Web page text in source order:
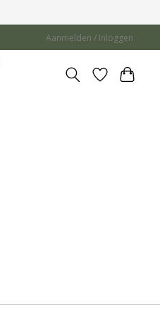
Aanmelden / Inloggen